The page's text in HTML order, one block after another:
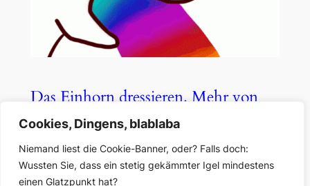
Cookies, Dingens, blablaba
Niemand liest die Cookie-Banner, oder? Falls doch:
Wussten Sie, dass ein stetig gekämmter Igel mindestens
einen Glatzpunkt hat?
Das Einhorn dressieren. Mehr von
der „Graph Search“
Okt. 14, 2017 — Jan Eggers